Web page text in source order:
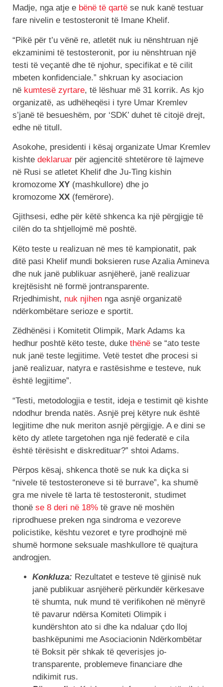
Madje, nga atje e bënë të qartë se nuk kanë testuar
fare nivelin e testosteronit të Imane Khelif.
“Pikë për t’u vënë re, atletët nuk iu nënshtruan një
ekzaminimi të testosteronit, por iu nënshtruan një
testi të veçantë dhe të njohur, specifikat e të cilit
mbeten konfidenciale.” shkruan ky asociacion
në kumtesë zyrtare, të lëshuar më 31 korrik. As kjo
organizatë, as udhëheqësi i tyre Umar Kremlev
s’janë të besueshëm, por ‘SDK’ duhet të citojë drejt,
edhe në titull.
Asokohe, presidenti i kësaj organizate Umar Kremlev
kishte deklaruar për agjencitë shtetërore të lajmeve
në Rusi se atletet Khelif dhe Ju-Ting kishin
kromozome XY (mashkullore) dhe jo
kromozome XX (femërore).
Gjithsesi, edhe për këtë shkenca ka një përgjigje të
cilën do ta shtjellojmë më poshtë.
Këto teste u realizuan në mes të kampionatit, pak
ditë pasi Khelif mundi boksieren ruse Azalia Amineva
dhe nuk janë publikuar asnjëherë, janë realizuar
krejtësisht në formë jontransparente.
Rrjedhimisht, nuk njihen nga asnjë organizatë
ndërkombëtare serioze e sportit.
Zëdhënësi i Komitetit Olimpik, Mark Adams ka
hedhur poshtë këto teste, duke thënë se “ato teste
nuk janë teste legjitime. Vetë testet dhe procesi si
janë realizuar, natyra e rastësishme e testeve, nuk
është legjitime”.
“Testi, metodologjia e testit, ideja e testimit që kishte
ndodhur brenda natës. Asnjë prej këtyre nuk është
legjitime dhe nuk meriton asnjë përgjigje. A e dini se
këto dy atlete targetohen nga një federatë e cila
është tërësisht e diskredituar?” shtoi Adams.
Përpos kësaj, shkenca thotë se nuk ka diçka si
“nivele të testosteroneve si të burrave”, ka shumë
gra me nivele të larta të testosteronit, studimet
thonë se 8 deri në 18% të grave në moshën
riprodhuese preken nga sindroma e vezoreve
policistike, kështu vezoret e tyre prodhojnë më
shumë hormone seksuale mashkullore të quajtura
androgjen.
Konkluza: Rezultatet e testeve të gjinisë nuk
janë publikuar asnjëherë përkundër kërkesave
të shumta, nuk mund të verifikohen në mënyrë
të pavarur ndërsa Komiteti Olimpik i
kundërshton ato si dhe ka ndaluar çdo lloj
bashkëpunimi me Asociacionin Ndërkombëtar
të Boksit për shkak të qeverisjes jo-
transparente, problemeve financiare dhe
ndikimit rus.